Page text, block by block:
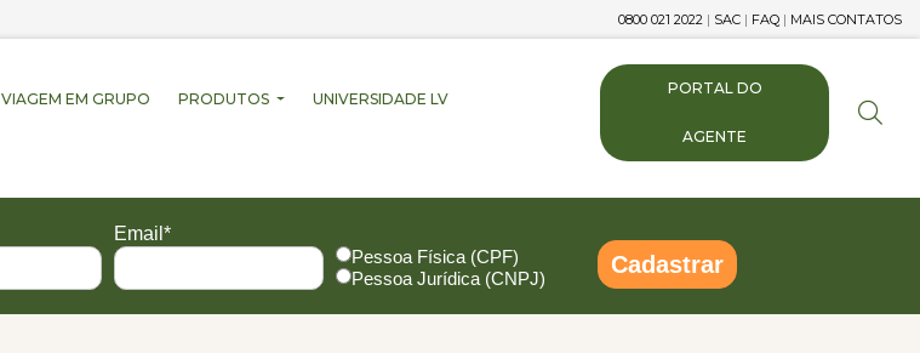
0800 021 2022 | SAC | FAQ | MAIS CONTATOS
VIAGEM EM GRUPO PRODUTOS
UNIVERSIDADE LV
PORTAL DO
AGENTE
Email*
Pessoa Física (CPF)
Pessoa Jurídica (CNPJ)
Cadastrar